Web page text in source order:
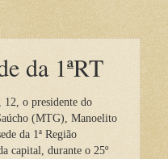
da 1ªRT
12, o presidente do
(MTG), Manoelito
da 1ª Região
capital, durante o 25º